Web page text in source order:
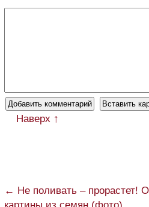
Наверх ↑
← Не поливать – прорастет!